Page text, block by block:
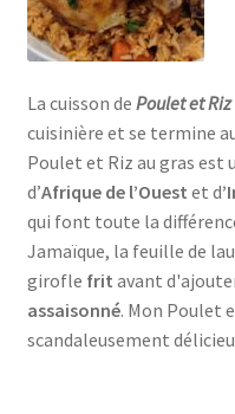
La cuisson de Poulet et
cuisinière et se termine
Poulet et Riz au gras est
d’Afrique de l’Ouest et d
qui font toute la
Jamaïque, la feuille de
girofle frit avant
assaisonné. Mon Poulet
scandaleusement